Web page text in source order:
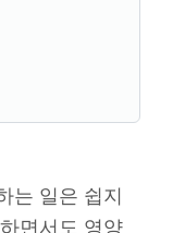
는 일은 쉽지
면서도 영양